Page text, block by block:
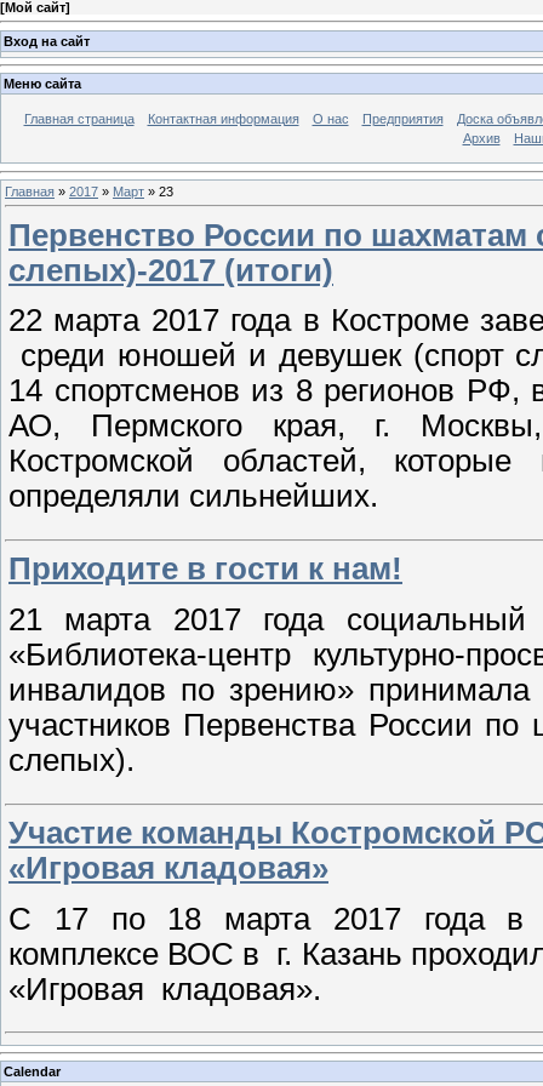
[Мой сайт]
Вход на сайт
Меню сайта
Главная страница Контактная информация О нас Предприятия
Доска
Архив
Главная » 2017 » Март » 23
Первенство России по
слепых)-2017 (итоги)
22 марта 2017 года в Костроме
среди юношей и девушек (спорт
14 спортсменов из 8 регионов
АО, Пермского края, г.
Костромской областей,
определяли сильнейших.
Приходите в гости к нам!
21 марта 2017 года
«Библиотека-центр культурно-
инвалидов по зрению» принимала
участников Первенства России
слепых).
Участие команды Костромской
«Игровая кладовая»
С 17 по 18 марта 2017 года в
комплексе ВОС в г. Казань
«Игровая кладовая».
Calendar